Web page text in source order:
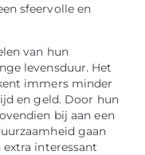
sfeervolle en
van hun
levensduur. Het
immers minder
en geld. Door hun
bij aan een
gaan
interessant